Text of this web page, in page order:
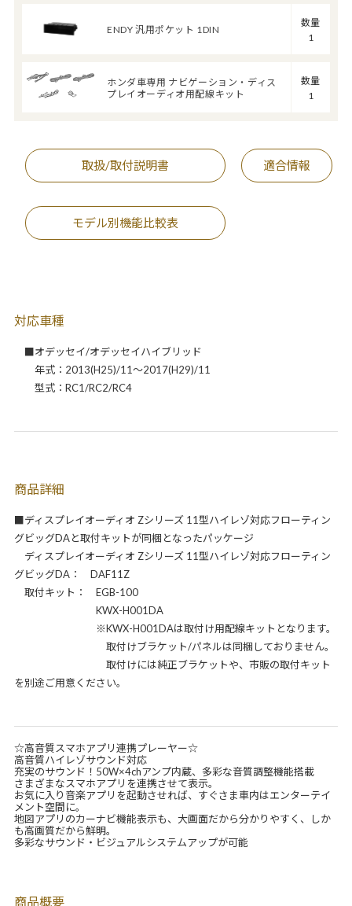
ENDY 汎用ポケット 1DIN
数量
1
ホンダ車専用 ナビゲーション・ディス
プレイオーディオ用配線キット
数量
1
取扱/取付説明書 適合情報
モデル別機能比較表
対応車種
■オデッセイ/オデッセイハイブリッド
年式：2013(H25)/11～2017(H29)/11
型式：RC1/RC2/RC4
商品詳細
■ディスプレイオーディオ Zシリーズ 11型ハイレゾ対応フローティン
グビッグDAと取付キットが同梱となったパッケージ
ディスプレイオーディオ Zシリーズ 11型ハイレゾ対応フローティン
グビッグDA： DAF11Z
取付キット： EGB-100
KWX-H001DA
※KWX-H001DAは取付け用配線キットとなります。
取付けブラケット/パネルは同梱しておりません。
取付けには純正ブラケットや、市販の取付キット
を別途ご用意ください。
☆高音質スマホアプリ連携プレーヤー☆
高音質ハイレゾサウンド対応
充実のサウンド！50W×4chアンプ内蔵、多彩な音質調整機能搭載
さまざまなスマホアプリを連携させて表示。
お気に入り音楽アプリを起動させれば、すぐさま車内はエンターテイ
メント空間に。
地図アプリのカーナビ機能表示も、大画面だから分かりやすく、しか
も高画質だから鮮明。
多彩なサウンド・ビジュアルシステムアップが可能
商品概要